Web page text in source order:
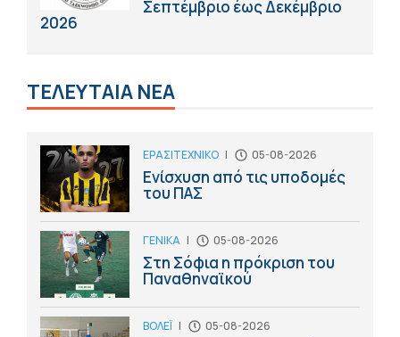
Σεπτέμβριο έως Δεκέμβριο
2026
ΤΕΛΕΥΤΑΙΑ ΝΕΑ
ΕΡΑΣΙΤΕΧΝΙΚΟ | 05-08-2026
Ενίσχυση από τις υποδομές
του ΠΑΣ
ΓΕΝΙΚΑ | 05-08-2026
Στη Σόφια η πρόκριση του
Παναθηναϊκού
ΒΟΛΕΪ | 05-08-2026